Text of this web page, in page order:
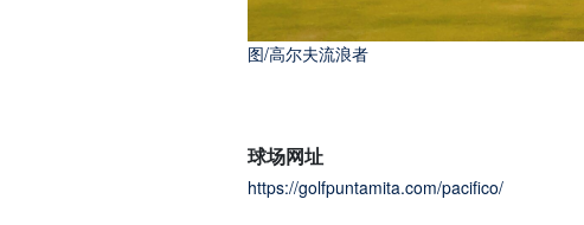
图/高尔夫流浪者
图/高尔夫流浪者
球场网址
https://golfpuntamita.com/pacifico/